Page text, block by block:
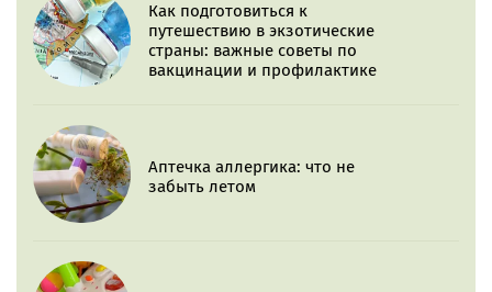
Как подготовиться к
путешествию в экзотические
страны: важные советы по
вакцинации и профилактике
Аптечка аллергика: что не
забыть летом